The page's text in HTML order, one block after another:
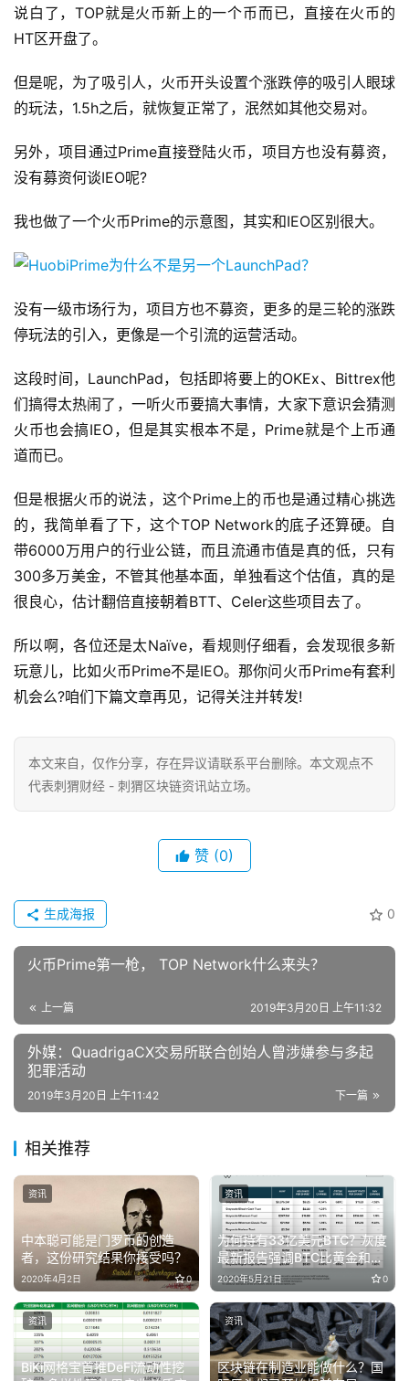
说白了，TOP就是火币新上的一个币而已，直接在火币的
HT区开盘了。
但是呢，为了吸引人，火币开头设置个涨跌停的吸引人眼球
的玩法，1.5h之后，就恢复正常了，泯然如其他交易对。
另外，项目通过Prime直接登陆火币，项目方也没有募资，
没有募资何谈IEO呢?
我也做了一个火币Prime的示意图，其实和IEO区别很大。
没有一级市场行为，项目方也不募资，更多的是三轮的涨跌
停玩法的引入，更像是一个引流的运营活动。
这段时间，LaunchPad，包括即将要上的OKEx、Bittrex他
们搞得太热闹了，一听火币要搞大事情，大家下意识会猜测
火币也会搞IEO，但是其实根本不是，Prime就是个上币通
道而已。
但是根据火币的说法，这个Prime上的币也是通过精心挑选
的，我简单看了下，这个TOP Network的底子还算硬。自
带6000万用户的行业公链，而且流通市值是真的低，只有
300多万美金，不管其他基本面，单独看这个估值，真的是
很良心，估计翻倍直接朝着BTT、Celer这些项目去了。
所以啊，各位还是太Naïve，看规则仔细看，会发现很多新
玩意儿，比如火币Prime不是IEO。那你问火币Prime有套利
机会么?咱们下篇文章再见，记得关注并转发!
本文来自 ，仅作分享，存在异议请联系平台删除。本文观点不
代表刺猬财经 - 刺猬区块链资讯站立场。
赞 (0)
0
生成海报
火币Prime第一枪， TOP Network什么来头？
上一篇 2019年3月20日 上午11:32
外媒：QuadrigaCX交易所联合创始人曾涉嫌参与多起
犯罪活动
下一篇
2019年3月20日 上午11:42
相关推荐
中本聪可能是门罗币的创造
者，这份研究结果你接受吗？
2020年4月2日 0
资讯
为何持有33亿美元BTC？灰度
最新报告强调BTC比黄金和债
券更好
2020年5月21日 0
资讯
BiKi网格宝首推DeFi流动性挖
资讯
区块链在制造业能做什么？国
资讯